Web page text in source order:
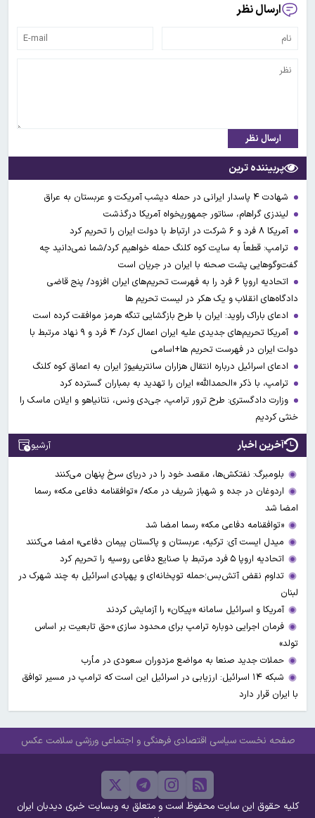
ارسال نظر
ارسال نظر
پربیننده ترین
شهادت ۴ پاسدار ایرانی در حمله دیشب آمریکت و عربستان به عراق
لیندزی گراهام، سناتور جمهوریخواه آمریکا درگذشت
آمریکا ۸ فرد و ۶ شرکت در ارتباط با دولت ایران را تحریم کرد
ترامپ: قطعاً به سایت کوه کلنگ حمله خواهیم کرد/شما نمی‌دانید چه
گفت‌وگوهایی پشت صحنه با ایران در جریان است
اتحادیه اروپا ۶ فرد را به فهرست تحریم‌های ایران افزود/ پنج قاضی
دادگاه‌های انقلاب و یک هکر در لیست تحریم ها
ادعای باراک راوید: ایران با طرح بازگشایی تنگه هرمز موافقت کرده است
آمریکا تحریم‌های جدیدی علیه ایران اعمال کرد/ ۴ فرد و ۹ نهاد مرتبط با
دولت ایران در فهرست تحریم ها+اسامی
ادعای اسرائیل درباره انتقال هزاران سانتریفیوژ ایران به اعماق کوه کلنگ
ترامپ، با ذکر «الحمدالله» ایران را تهدید به بمباران گسترده کرد
وزارت دادگستری: طرح ترور ترامپ، جی‌دی ونس، نتانیاهو و ایلان ماسک را
خنثی کردیم
آخرین اخبار آرشیو
بلومبرگ: نفتکش‌ها، مقصد خود را در دریای سرخ پنهان می‌کنند
اردوغان در جده و شهباز شریف در مکه/ «توافقنامه دفاعی مکه» رسما
امضا شد
«توافقنامه دفاعی مکه» رسما امضا شد
میدل ایست آی: ترکیه، عربستان و پاکستان پیمان دفاعی» امضا می‌کنند
اتحادیه اروپا ۵ فرد مرتبط با صنایع دفاعی روسیه را تحریم کرد
تداوم نقض آتش‌بس؛حمله توپخانه‌ای و پهپادی اسرائیل به چند شهرک در
لبنان
آمریکا و اسرائیل سامانه «پیکان» را آزمایش کردند
فرمان اجرایی دوباره ترامپ برای محدود سازی «حق تابعیت بر اساس
تولد»
حملات جدید صنعا به مواضع مزدوران سعودی در مأرب
شبکه ۱۴ اسرائیل: ارزیابی در اسرائیل این است که ترامپ در مسیر توافق
با ایران قرار دارد
صفحه نخست سیاسی اقتصادی فرهنگی و اجتماعی ورزشی سلامت عکس
کلیه حقوق این سایت محفوظ است و متعلق به وبسایت خبری دیدبان ایران